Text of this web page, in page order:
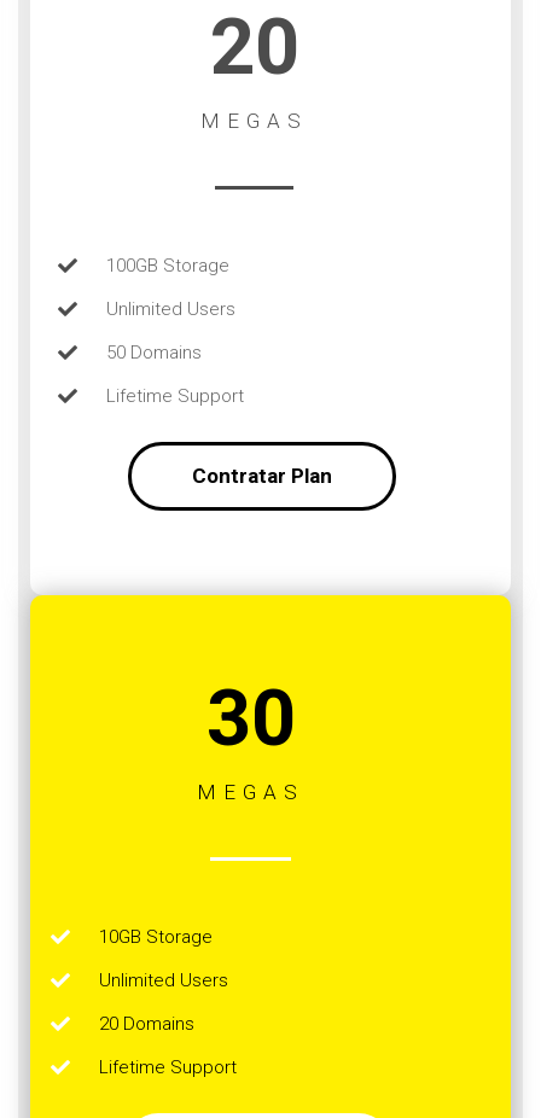
20
MEGAS
100GB Storage
Unlimited Users
50 Domains
Lifetime Support
Contratar Plan
30
MEGAS
10GB Storage
Unlimited Users
20 Domains
Lifetime Support